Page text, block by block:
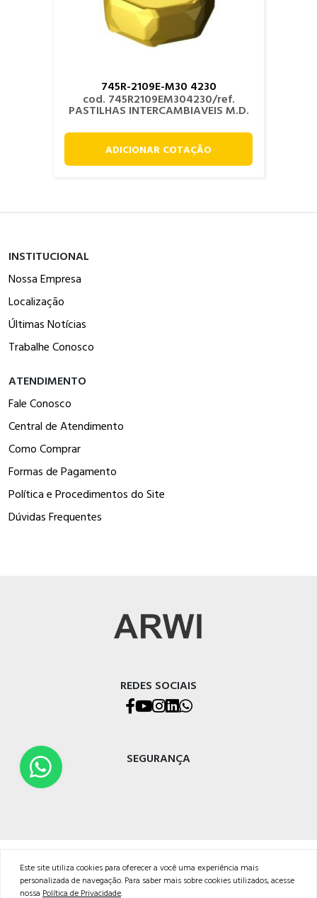
745R-2109E-M30 4230
cod. 745R2109EM304230/ref.
PASTILHAS INTERCAMBIAVEIS M.D.
ADICIONAR COTAÇÃO
INSTITUCIONAL
Nossa Empresa
Localização
Últimas Notícias
Trabalhe Conosco
ATENDIMENTO
Fale Conosco
Central de Atendimento
Como Comprar
Formas de Pagamento
Política e Procedimentos do Site
Dúvidas Frequentes
REDES SOCIAIS
SEGURANÇA
Endereço: Rua Pio XII, 741, Caxias do Sul – RS
CEP: 95032-700
Este site utiliza cookies para oferecer a você uma experiência mais
personalizada de navegação. Para saber mais sobre cookies utilizados, acesse
nossa Política de Privacidade.